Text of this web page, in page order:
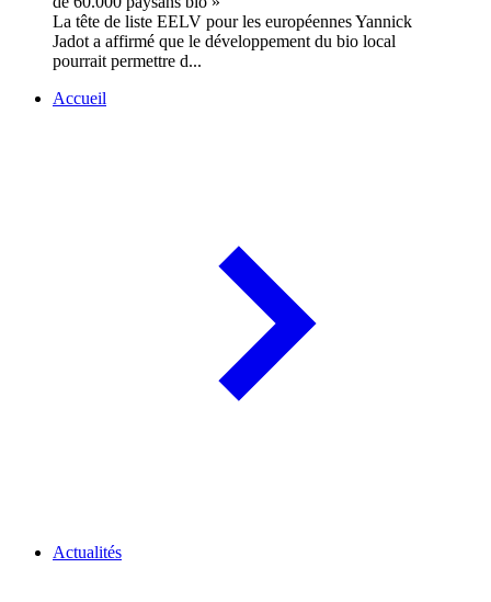
La tête de liste EELV pour les européennes Yannick
Jadot a affirmé que le développement du bio local
pourrait permettre d...
Accueil
Actualités